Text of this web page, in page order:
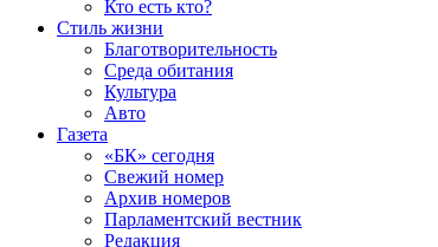
Кто есть кто?
Стиль жизни
Благотворительность
Среда обитания
Культура
Авто
Газета
«БК» сегодня
Свежий номер
Архив номеров
Парламентский вестник
Редакция